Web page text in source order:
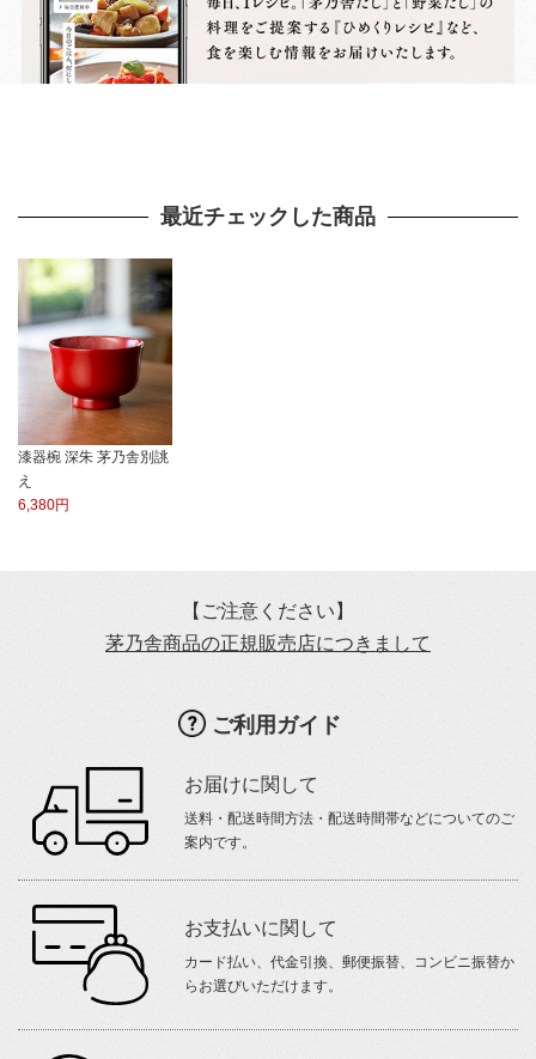
最近チェックした商品
漆器椀 深朱 茅乃舎別誂
え
6,380円
【ご注意ください】
茅乃舎商品の正規販売店につきまして
ご利用ガイド
お届けに関して
送料・配送時間方法・配送時間帯などについてのご
案内です。
お支払いに関して
カード払い、代金引換、郵便振替、コンビニ振替か
らお選びいただけます。